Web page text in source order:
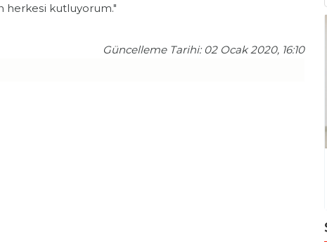
herkesi kutluyorum."
Güncelleme Tarihi: 02 Ocak 2020, 16:10